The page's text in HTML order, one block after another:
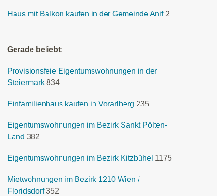
Haus mit Balkon kaufen in der Gemeinde Anif 2
Gerade beliebt:
Provisionsfeie Eigentumswohnungen in der
Steiermark 834
Einfamilienhaus kaufen in Vorarlberg 235
Eigentumswohnungen im Bezirk Sankt Pölten-
Land 382
Eigentumswohnungen im Bezirk Kitzbühel 1175
Mietwohnungen im Bezirk 1210 Wien /
Floridsdorf 352